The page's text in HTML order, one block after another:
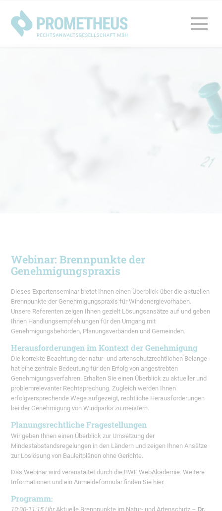
Webinar: Brennpunkte der
Genehmigungspraxis
Dieses Expertenseminar bietet Ihnen einen Überblick über die aktuellen
Brennpunkte der Genehmigungspraxis für Windenergievorhaben.
Unsere Referenten zeigen Ihnen gezielt Lösungsansätze auf und geben
Ihnen Handlungsempfehlungen für den Umgang mit
Genehmigungsbehörden, Planungsverbänden und Gemeinden.
Herausforderungen im Kontext der Genehmigung
Die korrekte Beachtung der natur- und artenschutzrechtlichen Belange
hat eine zentrale Bedeutung für den Erfolg von angestrebten
Genehmigungsverfahren. Erhalten Sie einen Überblick zu aktueller und
problemrelevanter Rechtsprechung. Zugleich werden Ihnen
erfolgversprechende Wege aufgezeigt, rechtliche Herausforderungen
bei der Genehmigung von Windparks zu meistern.
Planungsrechtliche Fragestellungen
Wir geben Ihnen einen Überblick zur Umsetzung der
Mindestabstandsregelungen in den Ländern und zeigen Ihnen Ansätze
zur Loslösung von Bauleitplänen ohne Gerichte.
Das Webinar wird veranstaltet durch die BWE WebAkademie. Weitere
Informationen und ein Anmeldeformular finden Sie hier.
Programm:
10:00-11:15 UhrAktuelle Brennpunkte im Natur- und Artenschutz – Dr.